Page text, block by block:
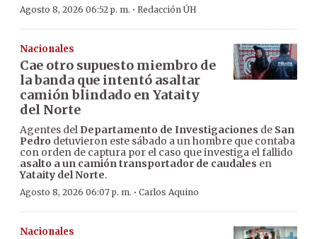
Agosto 8, 2026 06:52 p. m. · Redacción ÚH
Nacionales
Cae otro supuesto miembro de
la banda que intentó asaltar
camión blindado en Yataity
del Norte
Agentes del Departamento de Investigaciones de San
Pedro detuvieron este sábado a un hombre que contaba
con orden de captura por el caso que investiga el fallido
asalto a un camión transportador de caudales en
Yataity del Norte.
Agosto 8, 2026 06:07 p. m. · Carlos Aquino
Nacionales